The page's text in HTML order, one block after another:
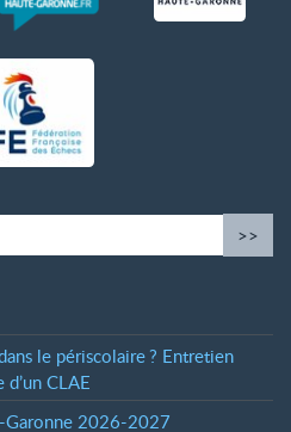
>>
le périscolaire ? Entretien
CLAE
Garonne 2026-2027